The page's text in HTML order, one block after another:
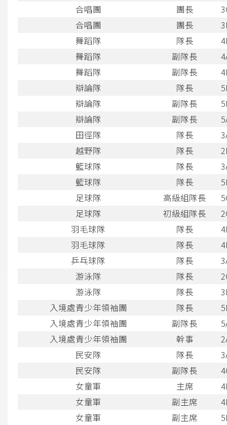
合唱團
團長
合唱團
團長
舞蹈隊
隊長
舞蹈隊
副隊長
舞蹈隊
副隊長
辯論隊
隊長
辯論隊
副隊長
辯論隊
副隊長
田徑隊
隊長
越野隊
隊長
籃球隊
隊長
籃球隊
隊長
足球隊
高級組隊長
足球隊
初級組隊長
羽毛球隊
隊長
羽毛球隊
隊長
乒乓球隊
隊長
游泳隊
隊長
游泳隊
隊長
入境處青少年領袖團
隊長
入境處青少年領袖團
副隊長
入境處青少年領袖團
幹事
民安隊
隊長
民安隊
副隊長
女童軍
主席
女童軍
副主席
女童軍
副主席